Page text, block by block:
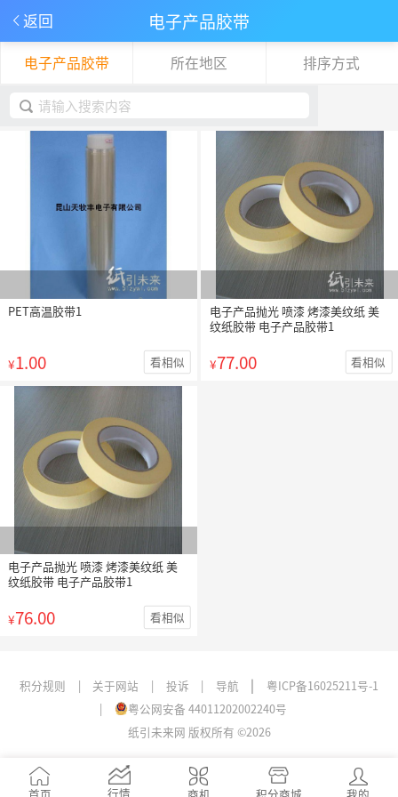
返回 电子产品胶带
电子产品胶带 所在地区 排序方式
下拉刷新
PET高温胶带1
¥1.00 看相似
电子产品抛光 喷漆 烤漆美纹纸 美
纹纸胶带 电子产品胶带1
¥77.00 看相似
电子产品抛光 喷漆 烤漆美纹纸 美
纹纸胶带 电子产品胶带1
¥76.00 看相似
积分规则 | 关于网站 | 投诉 | 导航 |
粤ICP备16025211号-1
|
粤公网安备 44011202002240号
纸引未来网 版权所有 ©2026
行情